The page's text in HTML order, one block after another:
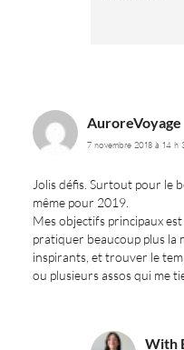
AuroreVoyage
7 novembre 2018 à 14 h
Jolis défis. Surtout pour le
même pour 2019.
Mes objectifs principaux
pratiquer beaucoup plus la
inspirants, et trouver le
ou plusieurs assos qui me
With